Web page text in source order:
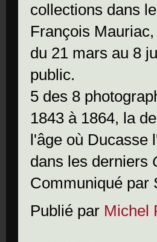
collections dans
François
du 21 mars au 8
public.
5 des 8
1843 à 1864, la
l'âge où Ducasse
dans les derniers
Communiqué par
Publié par Michel